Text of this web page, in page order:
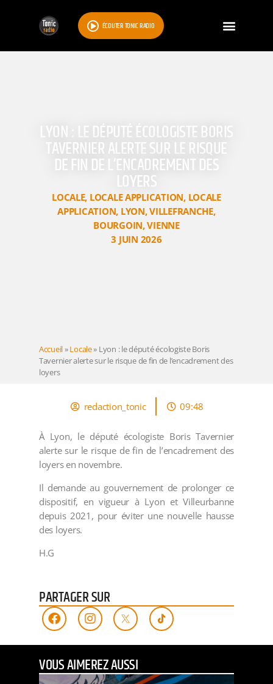
ÉCOUTER TONIC RADIO
LYON : LE DÉPUTÉ ÉCOLOGISTE BORIS
TAVERNIER ALERTE SUR LE RISQUE
DE FIN DE L’ENCADREMENT DES
LOYERS
LOCALE, LOCALE APPLICATION, LOCALE
APPLICATION, LYON,VILLEFRANCHE,
BOURGOIN,VIENNE
3 JUIN 2026
Accueil»Locale» Lyon : le député écologiste Boris
Tavernier alerte sur le risque de fin de l’encadrement des
loyers
redaction_tonic 09:48
À Lyon, le député écologiste Boris Tavernier
alerte sur le risque de fin de l’encadrement des
loyers en novembre.
Il demande au gouvernement de prolonger ce
dispositif, en vigueur à Lyon et Villeurbanne
depuis 2021, pour éviter une nouvelle hausse
des loyers.
H.G
PARTAGER SUR
VOUS AIMEREZ AUSSI